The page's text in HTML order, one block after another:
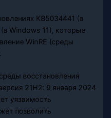
KB5034441 (в
Windows 11), которые
WinRE (среды
восстановления
21H2: 9 января 2024
уязвимость
позволить